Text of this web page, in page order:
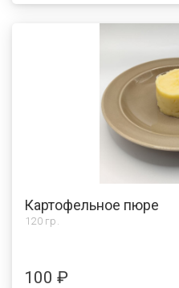
Картофельное пюре
120 гр.
100 ₽